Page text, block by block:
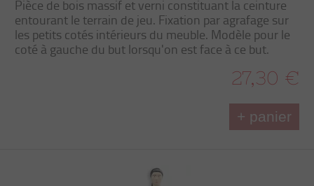
Pièce de bois massif et verni constituant la ceinture
entourant le terrain de jeu. Fixation par agrafage sur
les petits cotés intérieurs du meuble. Modèle pour le
coté à gauche du but lorsqu'on est face à ce but.
27,30 €
+ panier